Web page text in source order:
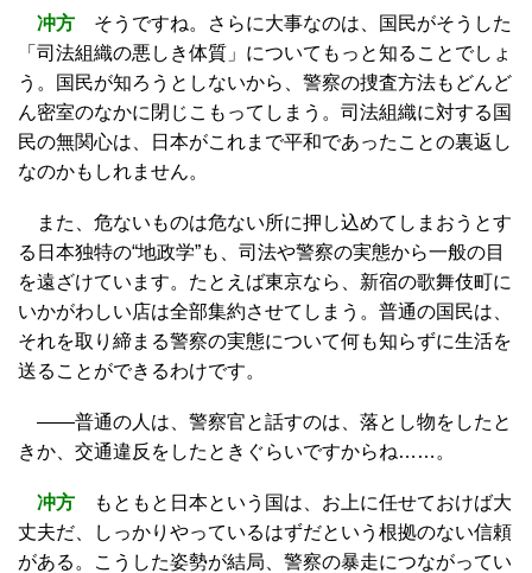
冲方 そうですね。さらに大事なのは、国民がそうした
「司法組織の悪しき体質」についてもっと知ることでしょ
う。国民が知ろうとしないから、警察の捜査方法もどんど
ん密室のなかに閉じこもってしまう。司法組織に対する国
民の無関心は、日本がこれまで平和であったことの裏返し
なのかもしれません。
また、危ないものは危ない所に押し込めてしまおうとす
る日本独特の“地政学”も、司法や警察の実態から一般の目
を遠ざけています。たとえば東京なら、新宿の歌舞伎町に
いかがわしい店は全部集約させてしまう。普通の国民は、
それを取り締まる警察の実態について何も知らずに生活を
送ることができるわけです。
――普通の人は、警察官と話すのは、落とし物をしたと
きか、交通違反をしたときぐらいですからね……。
冲方 もともと日本という国は、お上に任せておけば大
丈夫だ、しっかりやっているはずだという根拠のない信頼
がある。こうした姿勢が結局、警察の暴走につながってい